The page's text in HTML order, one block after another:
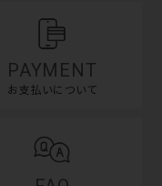
PAYMENT
お支払いについて